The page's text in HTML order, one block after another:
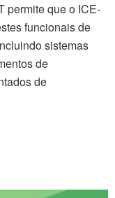
permite que o ICE-
funcionais de
sistemas
de
de